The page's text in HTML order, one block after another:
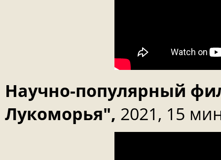
Научно-популярный
Лукоморья", 2021, 15